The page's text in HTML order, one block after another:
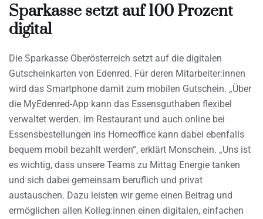
Sparkasse setzt auf 100 Prozent
digital
Die Sparkasse Oberösterreich setzt auf die digitalen
Gutscheinkarten von Edenred. Für deren Mitarbeiter:innen
wird das Smartphone damit zum mobilen Gutschein. „Über
die MyEdenred-App kann das Essensguthaben flexibel
verwaltet werden. Im Restaurant und auch online bei
Essensbestellungen ins Homeoffice kann dabei ebenfalls
bequem mobil bezahlt werden“, erklärt Monschein. „Uns ist
es wichtig, dass unsere Teams zu Mittag Energie tanken
und sich dabei gemeinsam beruflich und privat
austauschen. Dazu leisten wir gerne einen Beitrag und
ermöglichen allen Kolleg:innen einen digitalen, einfachen